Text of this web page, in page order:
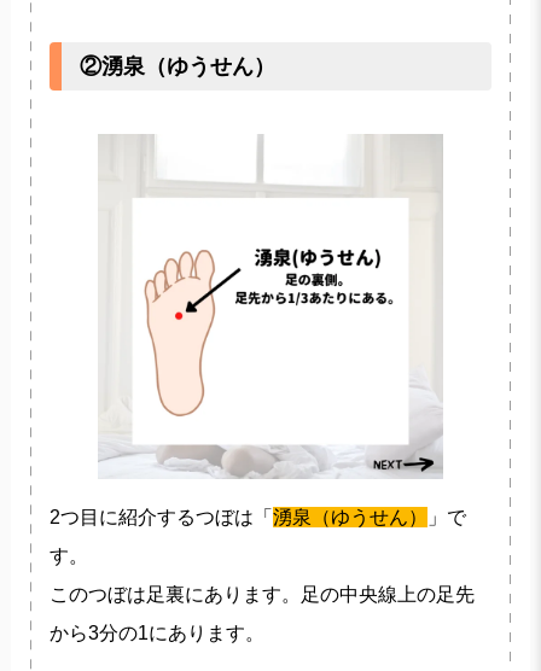
②湧泉（ゆうせん）
2つ目に紹介するつぼは「 湧泉（ゆうせん）
」で
す。
このつぼは足裏にあります。足の中央線上の足先
から3分の1にあります。